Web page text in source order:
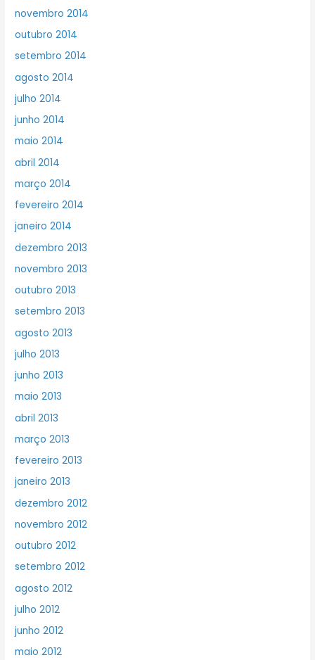
novembro 2014
outubro 2014
setembro 2014
agosto 2014
julho 2014
junho 2014
maio 2014
abril 2014
março 2014
fevereiro 2014
janeiro 2014
dezembro 2013
novembro 2013
outubro 2013
setembro 2013
agosto 2013
julho 2013
junho 2013
maio 2013
abril 2013
março 2013
fevereiro 2013
janeiro 2013
dezembro 2012
novembro 2012
outubro 2012
setembro 2012
agosto 2012
julho 2012
junho 2012
maio 2012